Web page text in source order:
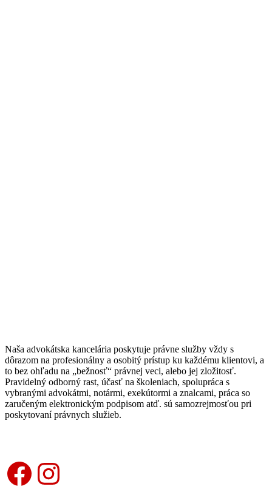
Naša advokátska kancelária poskytuje právne služby vždy s
dôrazom na profesionálny a osobitý prístup ku každému klientovi, a
to bez ohľadu na „bežnosť“ právnej veci, alebo jej zložitosť.
Pravidelný odborný rast, účasť na školeniach, spolupráca s
vybranými advokátmi, notármi, exekútormi a znalcami, práca so
zaručeným elektronickým podpisom atď. sú samozrejmosťou pri
poskytovaní právnych služieb.
Facebook Instagram